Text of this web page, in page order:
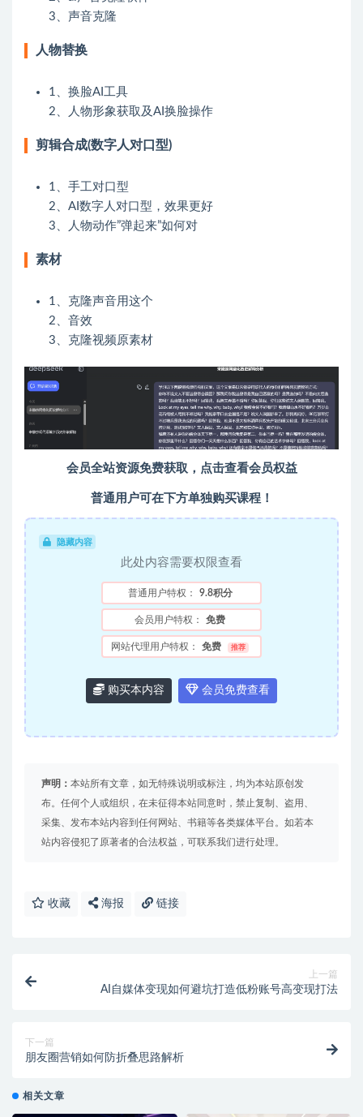
3、声音克隆
人物替换
1、换脸AI工具
2、人物形象获取及AI换脸操作
剪辑合成(数字人对口型)
1、手工对口型
2、AI数字人对口型，效果更好
3、人物动作”弹起来”如何对
素材
1、克隆声音用这个
2、音效
3、克隆视频原素材
会员全站资源免费获取，点击查看会员权益
普通用户可在下方单独购买课程！
隐藏内容
此处内容需要权限查看
普通用户特权： 9.8积分
会员用户特权： 免费
网站代理用户特权： 免费 推荐
购买本内容 会员免费查看
声明： 本站所有文章，如无特殊说明或标注，均为本站原创发
布。任何个人或组织，在未征得本站同意时，禁止复制、盗用、
采集、发布本站内容到任何网站、书籍等各类媒体平台。如若本
站内容侵犯了原著者的合法权益，可联系我们进行处理。
收藏 海报 链接
上一篇
AI自媒体变现如何避坑打造低粉账号高变现打法
下一篇
朋友圈营销如何防折叠思路解析
相关文章